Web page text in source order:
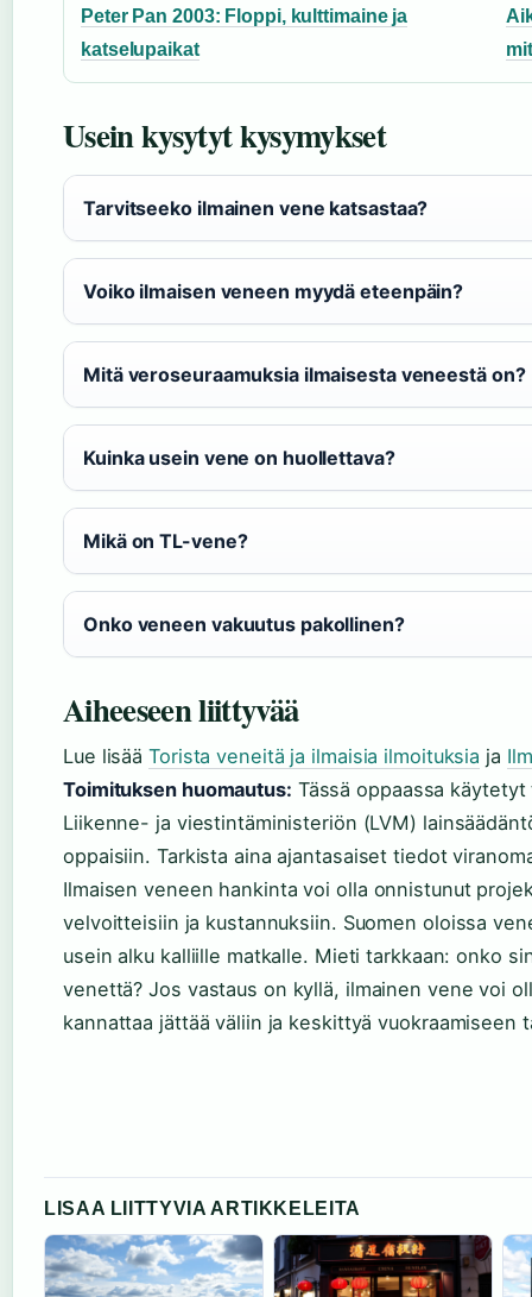
Peter Pan 2003: Floppi, kulttimaine ja
katselupaikat
Usein kysytyt kysymykset
Tarvitseeko ilmainen vene katsastaa?
Voiko ilmaisen veneen myydä eteenpäin?
Mitä veroseuraamuksia ilmaisesta veneestä on?
Kuinka usein vene on huollettava?
Mikä on TL-vene?
Onko veneen vakuutus pakollinen?
Aiheeseen liittyvää
Lue lisääTorista veneitä ja ilmaisia ilmoituksia ja
Toimituksen huomautus: Tässä oppaassa
Liikenne- ja viestintäministeriön (LVM)
oppaisiin. Tarkista aina ajantasaiset tiedot
Ilmaisen veneen hankinta voi olla onnistunut
velvoitteisiin ja kustannuksiin. Suomen oloissa
usein alku kalliille matkalle. Mieti tarkkaan: onko
venettä? Jos vastaus on kyllä, ilmainen vene voi
kannattaa jättää väliin ja keskittyä
LISAA LIITTYVIA ARTIKKELEITA